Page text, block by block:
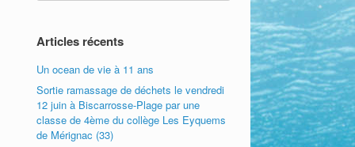
Articles récents
Un ocean de vie à 11 ans
Sortie ramassage de déchets le vendredi
12 juin à Biscarrosse-Plage par une
classe de 4ème du collège Les Eyquems
de Mérignac (33)